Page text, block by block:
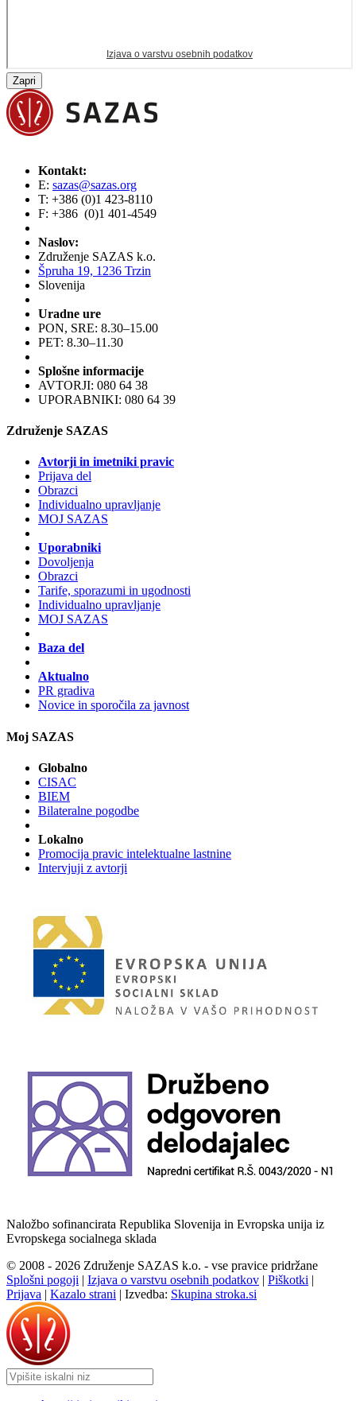
Zapri
Kontakt:
E: sazas@sazas.org
T: +386 (0)1 423-8110
F: +386 (0)1 401-4549
Naslov:
Združenje SAZAS k.o.
Špruha 19, 1236 Trzin
Slovenija
Uradne ure
PON, SRE: 8.30–15.00
PET: 8.30–11.30
Splošne informacije
AVTORJI: 080 64 38
UPORABNIKI: 080 64 39
Združenje SAZAS
Avtorji in imetniki pravic
Prijava del
Obrazci
Individualno upravljanje
MOJ SAZAS
Uporabniki
Dovoljenja
Obrazci
Tarife, sporazumi in ugodnosti
Individualno upravljanje
MOJ SAZAS
Baza del
Aktualno
PR gradiva
Novice in sporočila za javnost
Moj SAZAS
Globalno
CISAC
BIEM
Bilateralne pogodbe
Lokalno
Promocija pravic intelektualne lastnine
Intervjuji z avtorji
Naložbo sofinancirata Republika Slovenija in Evropska unija iz
Evropskega socialnega sklada
© 2008 - 2026 Združenje SAZAS k.o. - vse pravice pridržane
Splošni pogoji | Izjava o varstvu osebnih podatkov | Piškotki |
Prijava | Kazalo strani | Izvedba: Skupina stroka.si